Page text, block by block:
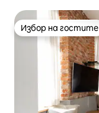
Избор на гостите
Избор на гостите